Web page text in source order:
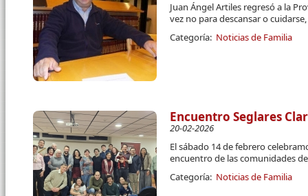
Juan Ángel Artiles regresó a la
vez no para descansar o
Categoría: Noticias de Familia
Encuentro Seglares
20-02-2026
El sábado 14 de febrero
encuentro de las comunidades
Categoría: Noticias de Familia